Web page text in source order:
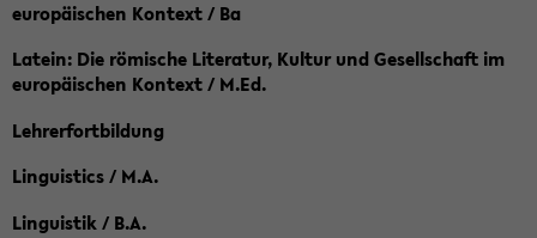
europäischen Kontext / Ba
Latein: Die römische Literatur, Kultur und Gesellschaft im
europäischen Kontext / M.Ed.
Lehrerfortbildung
Linguistics / M.A.
Linguistik / B.A.